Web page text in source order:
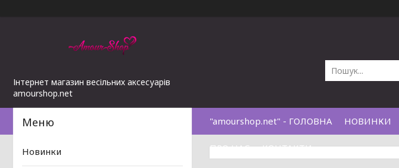
Інтернет магазин весільних аксесуарів
amourshop.net
"amourshop.net" - ГОЛОВНА НОВИНКИ
ПРО НАС КОНТАКТИ
Новинки